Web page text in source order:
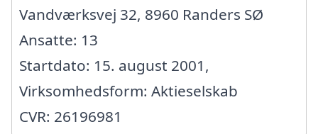
Vandværksvej 32, 8960 Randers SØ
Ansatte: 13
Startdato: 15. august 2001,
Virksomhedsform: Aktieselskab
CVR: 26196981